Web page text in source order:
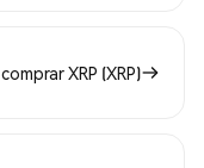
XRP (XRP)